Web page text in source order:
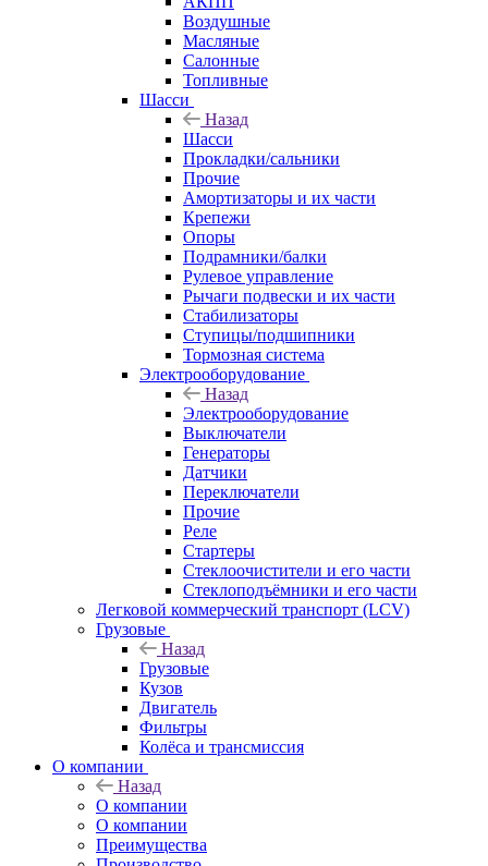
Воздушные
Масляные
Салонные
Топливные
Шасси
Назад
Шасси
Прокладки/сальники
Прочие
Амортизаторы и их части
Крепежи
Опоры
Подрамники/балки
Рулевое управление
Рычаги подвески и их части
Стабилизаторы
Ступицы/подшипники
Тормозная система
Электрооборудование
Назад
Электрооборудование
Выключатели
Генераторы
Датчики
Переключатели
Прочие
Реле
Стартеры
Стеклоочистители и его части
Стеклоподъёмники и его части
Легковой коммерческий транспорт (LCV)
Грузовые
Назад
Грузовые
Кузов
Двигатель
Фильтры
Колёса и трансмиссия
О компании
Назад
О компании
О компании
Преимущества